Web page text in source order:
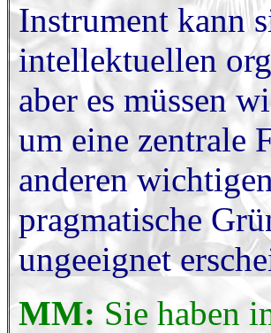
Instrument kann
intellektuellen
aber es müssen
um eine zentrale
anderen
pragmatische
ungeeignet
MM: Sie haben